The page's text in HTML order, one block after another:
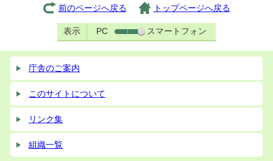
前のページへ戻る トップページへ戻る
表示 PC スマートフォン
庁舎のご案内
このサイトについて
リンク集
組織一覧